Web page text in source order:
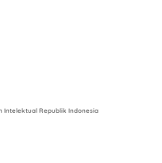
Intelektual Republik Indonesia